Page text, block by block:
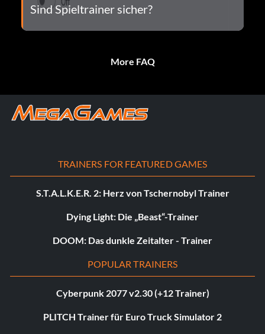
Sind Spieltrainer sicher?
More FAQ
TRAINERS FOR FEATURED GAMES
S.T.A.L.K.E.R. 2: Herz von Tschernobyl Trainer
Dying Light: Die „Beast“-Trainer
DOOM: Das dunkle Zeitalter - Trainer
POPULAR TRAINERS
Cyberpunk 2077 v2.30 (+12 Trainer)
PLITCH Trainer für Euro Truck Simulator 2